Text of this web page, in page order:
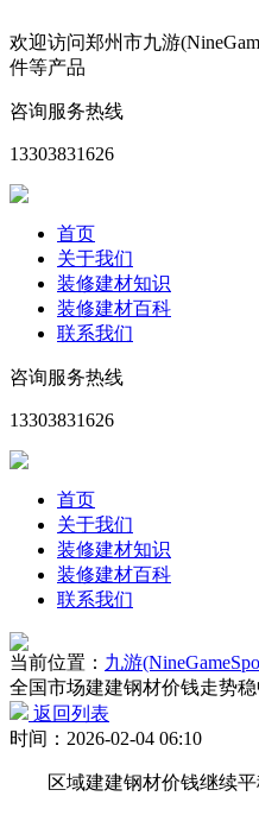
欢迎访问郑州市九游
件等产品
咨询服务热线
13303831626
首页
关于我们
装修建材知识
装修建材百科
联系我们
咨询服务热线
13303831626
首页
关于我们
装修建材知识
装修建材百科
联系我们
当前位置： 九游
全国市场建建钢材价钱走势
返回列表
时间：2026-02-04 06:10
区域建建钢材价钱继续平